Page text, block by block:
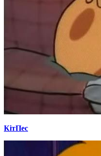
КітПес